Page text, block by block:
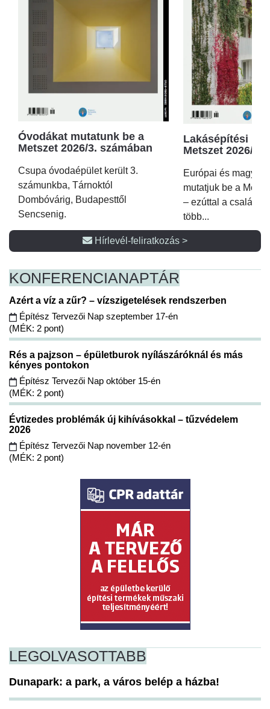
Óvodákat mutatunk be a
Metszet 2026/3. számában
Csupa óvodaépület került 3.
számunkba, Tárnoktól
Dombóvárig, Budapesttől
Sencsenig.
Lakásépítési
Metszet 2026/2.
Európai és magyar
mutatjuk be a
– ezúttal a családi
több...
Hírlevél-feliratkozás >
KONFERENCIANAPTÁR
Azért a víz a zűr? – vízszigetelések rendszerben
Építész Tervezői Nap szeptember 17-én
(MÉK: 2 pont)
Rés a pajzson – épületburok nyílászáróknál és más
kényes pontokon
Építész Tervezői Nap október 15-én
(MÉK: 2 pont)
Évtizedes problémák új kihívásokkal – tűzvédelem
2026
Építész Tervezői Nap november 12-én
(MÉK: 2 pont)
LEGOLVASOTTABB
Dunapark: a park, a város belép a házba!